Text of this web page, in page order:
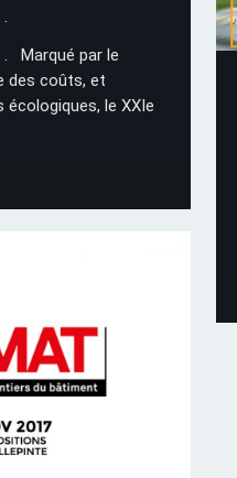
. Marqué par le
des coûts, et
écologiques, le XXIe